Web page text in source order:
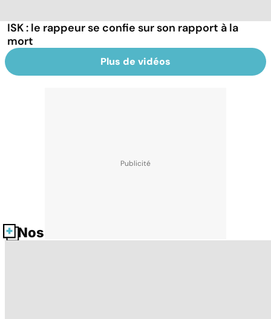
ISK : le rappeur se confie sur son rapport à la
mort
Plus de vidéos
Nos fiches santé